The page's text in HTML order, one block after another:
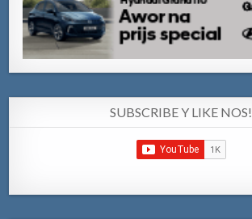
SUBSCRIBE Y LIKE NOS!